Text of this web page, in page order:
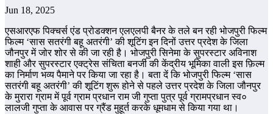
Jun 18, 2025
एसआरएफ पिक्चर्स एंड प्रोडक्शन एलएलपी बैनर के तले बन रही भोजपुरी फिल्म
फिल्म ‘सास सतरंगी बहू अतरंगी’ की शूटिंग इन दिनों उत्तर प्रदेश के जिला
जौनपुर में जोर शोर से की जा रही है। भोजपुरी सिनेमा के सुपरस्टार अविनाश
शाही और सुपरस्टार एक्ट्रेस संचिता बनर्जी की केंद्रीय भूमिका वाली इस फ़िल्म
का निर्माण भव्य पैमाने पर किया जा रहा है। बता दें कि भोजपुरी फिल्म ‘सास
सतरंगी बहू अतरंगी’ की शूटिंग शुरू होने से पहले उत्तर प्रदेश के जिला जौनपुर
के मुरारा ग्राम में पूर्व ग्राम प्रधान राम जी गुप्ता पुत्र पूर्व ग्रामप्रधान स्व०
लालजी गुप्ता के आवास पर ग्रैंड मुहूर्त करके धूमधाम से किया गया था।